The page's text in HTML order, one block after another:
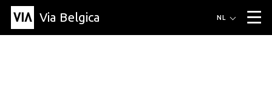
Via Belgica ▼
NL